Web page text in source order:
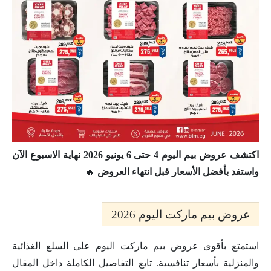
اكتشف عروض بيم اليوم 4 حتى 6 يونيو 2026 نهاية الاسبوع الآن
واستفد بأفضل الأسعار قبل انتهاء العروض 🔥
عروض بيم ماركت اليوم 2026
استمتع بأقوى عروض بيم ماركت اليوم على السلع الغذائية
والمنزلية بأسعار تنافسية. تابع التفاصيل الكاملة داخل المقال